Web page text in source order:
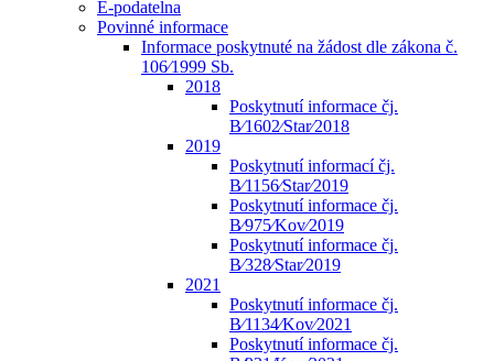
E-podatelna
Povinné informace
Informace poskytnuté na žádost dle zákona č.
106⁄1999 Sb.
2018
Poskytnutí informace čj.
B⁄1602⁄Star⁄2018
2019
Poskytnutí informací čj.
B⁄1156⁄Star⁄2019
Poskytnutí informace čj.
B⁄975⁄Kov⁄2019
Poskytnutí informace čj.
B⁄328⁄Star⁄2019
2021
Poskytnutí informace čj.
B⁄1134⁄Kov⁄2021
Poskytnutí informace čj.